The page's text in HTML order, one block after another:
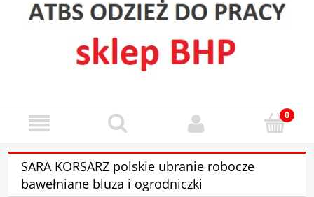
SARA KORSARZ polskie ubranie robocze
bawełniane bluza i ogrodniczki